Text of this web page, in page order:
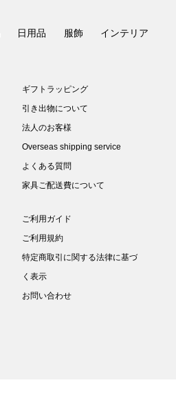
日用品 服飾 インテリア
ギフトラッピング
引き出物について
法人のお客様
Overseas shipping service
よくある質問
家具ご配送費について
ご利用ガイド
ご利用規約
特定商取引に関する法律に基づ
く表示
お問い合わせ